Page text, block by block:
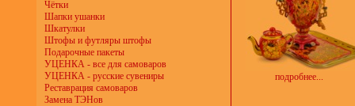
Чётки
Шапки ушанки
Шкатулки
Штофы и футляры штофы
Подарочные пакеты
УЦЕНКА - все для самоваров
УЦЕНКА - русские сувениры
Реставрация самоваров
Замена ТЭНов
подробнее...